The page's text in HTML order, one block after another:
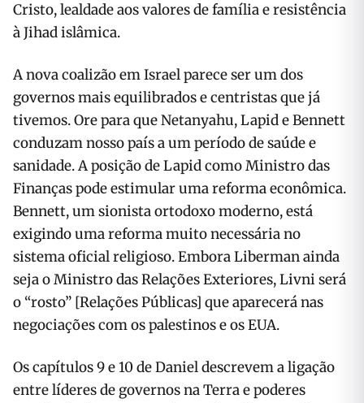
Cristo, lealdade aos valores de família e resistência
à Jihad islâmica.
A nova coalizão em Israel parece ser um dos
governos mais equilibrados e centristas que já
tivemos. Ore para que Netanyahu, Lapid e Bennett
conduzam nosso país a um período de saúde e
sanidade. A posição de Lapid como Ministro das
Finanças pode estimular uma reforma econômica.
Bennett, um sionista ortodoxo moderno, está
exigindo uma reforma muito necessária no
sistema oficial religioso. Embora Liberman ainda
seja o Ministro das Relações Exteriores, Livni será
o “rosto” [Relações Públicas] que aparecerá nas
negociações com os palestinos e os EUA.
Os capítulos 9 e 10 de Daniel descrevem a ligação
entre líderes de governos na Terra e poderes